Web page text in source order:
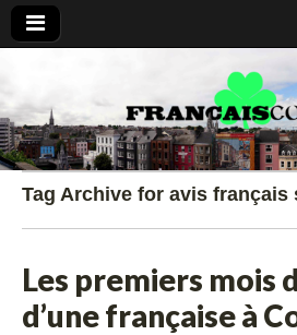
Francais Cork
Tag Archive for avis français
Les premiers mois
d’une française à